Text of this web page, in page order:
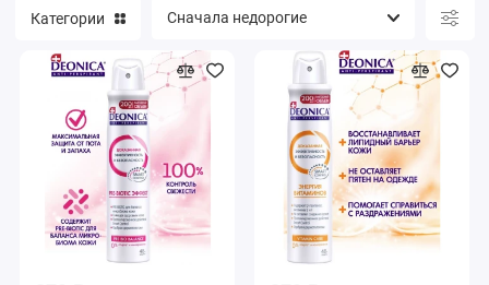
Уход за лицом
Уход за телом
Парфюмерия
Уход за волосами
Маникюр и педикюр
Категории